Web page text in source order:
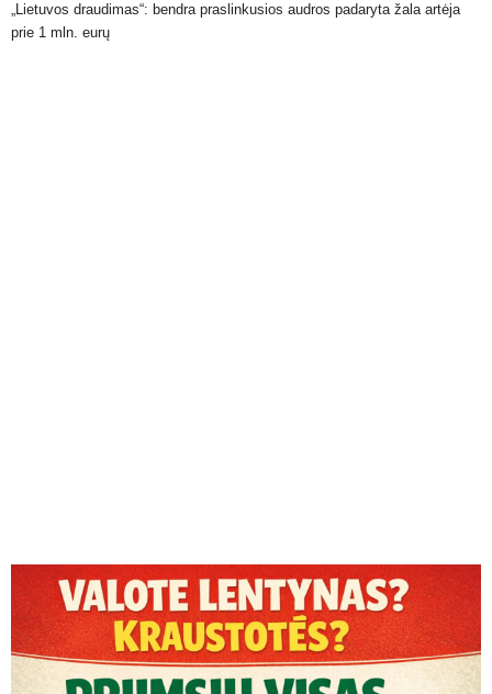
„Lietuvos draudimas“: bendra praslinkusios audros padaryta žala artėja
prie 1 mln. eurų